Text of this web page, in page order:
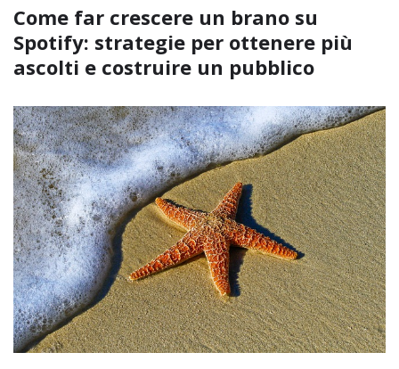
Come far crescere un brano su
Spotify: strategie per ottenere più
ascolti e costruire un pubblico